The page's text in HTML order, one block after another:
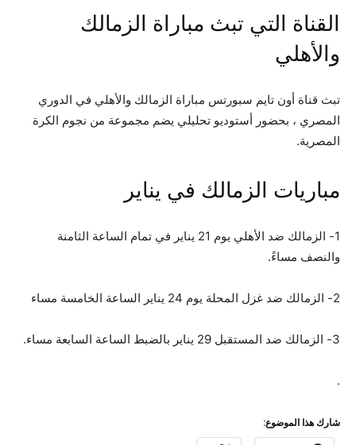
القناة التي تبث مباراة الزمالك
والأهلي
تبث قناة أون تايم سبورتس مباراة الزمالك والأهلي في الدوري
المصري ، بحضور أستوديو تحليلي يضم مجموعة من نجوم الكرة
المصرية.
مباريات الزمالك في يناير
1- الزمالك ضد الأهلي يوم 21 يناير في تمام الساعة الثامنة
والنصف مساءً.
2- الزمالك ضد غزل المحلة يوم 24 يناير الساعة الخامسة مساء
3- الزمالك ضد المستقبل 29 يناير بالضبط الساعة السابعة مساء.
.
شارك هذا الموضوع: